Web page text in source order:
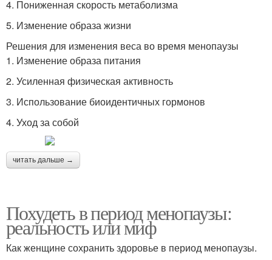
4. Пониженная скорость метаболизма
5. Изменение образа жизни
Решения для изменения веса во время менопаузы
1. Изменение образа питания
2. Усиленная физическая активность
3. Использование биоидентичных гормонов
4. Уход за собой
читать дальше →
Похудеть в период менопаузы:
реальность или миф
Как женщине сохранить здоровье в период менопаузы.